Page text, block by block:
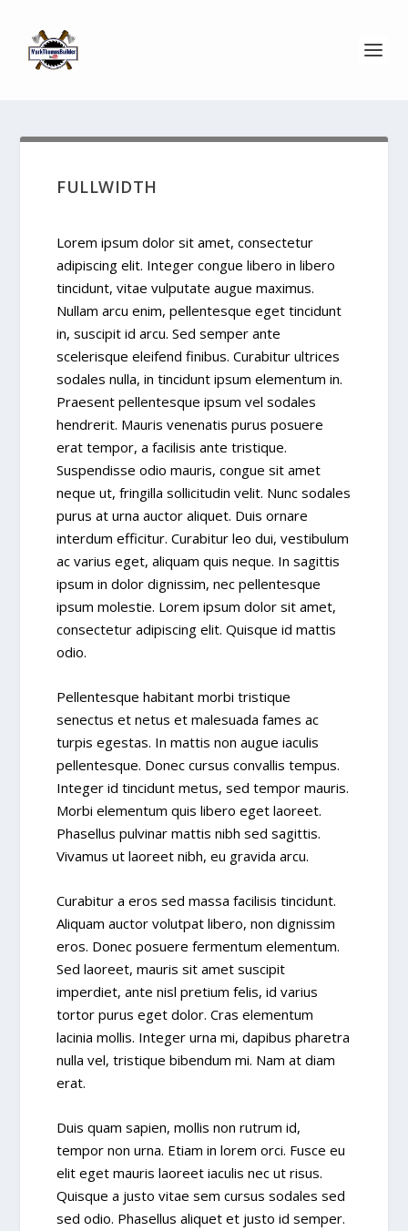
FULLWIDTH
Lorem ipsum dolor sit amet, consectetur
adipiscing elit. Integer congue libero in libero
tincidunt, vitae vulputate augue maximus.
Nullam arcu enim, pellentesque eget tincidunt
in, suscipit id arcu. Sed semper ante
scelerisque eleifend finibus. Curabitur ultrices
sodales nulla, in tincidunt ipsum elementum in.
Praesent pellentesque ipsum vel sodales
hendrerit. Mauris venenatis purus posuere
erat tempor, a facilisis ante tristique.
Suspendisse odio mauris, congue sit amet
neque ut, fringilla sollicitudin velit. Nunc sodales
purus at urna auctor aliquet. Duis ornare
interdum efficitur. Curabitur leo dui, vestibulum
ac varius eget, aliquam quis neque. In sagittis
ipsum in dolor dignissim, nec pellentesque
ipsum molestie. Lorem ipsum dolor sit amet,
consectetur adipiscing elit. Quisque id mattis
odio.
Pellentesque habitant morbi tristique
senectus et netus et malesuada fames ac
turpis egestas. In mattis non augue iaculis
pellentesque. Donec cursus convallis tempus.
Integer id tincidunt metus, sed tempor mauris.
Morbi elementum quis libero eget laoreet.
Phasellus pulvinar mattis nibh sed sagittis.
Vivamus ut laoreet nibh, eu gravida arcu.
Curabitur a eros sed massa facilisis tincidunt.
Aliquam auctor volutpat libero, non dignissim
eros. Donec posuere fermentum elementum.
Sed laoreet, mauris sit amet suscipit
imperdiet, ante nisl pretium felis, id varius
tortor purus eget dolor. Cras elementum
lacinia mollis. Integer urna mi, dapibus pharetra
nulla vel, tristique bibendum mi. Nam at diam
erat.
Duis quam sapien, mollis non rutrum id,
tempor non urna. Etiam in lorem orci. Fusce eu
elit eget mauris laoreet iaculis nec ut risus.
Quisque a justo vitae sem cursus sodales sed
sed odio. Phasellus aliquet et justo id semper.